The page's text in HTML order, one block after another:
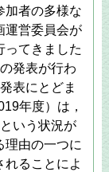
者の多様な
運営委員会が
ってきました
発表が行わ
表にとどま
年度）は，
いう状況が
理由の一つに
れることによ